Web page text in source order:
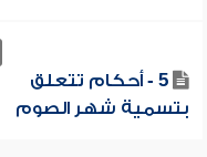
5 - أحكام تتعلق
بتسمية شهر الصوم